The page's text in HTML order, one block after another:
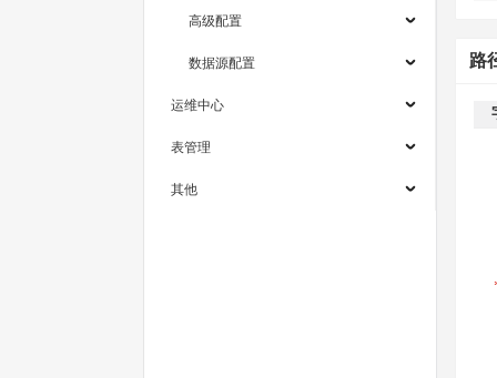
高级配置
数据源配置
运维中心
表管理
其他
路